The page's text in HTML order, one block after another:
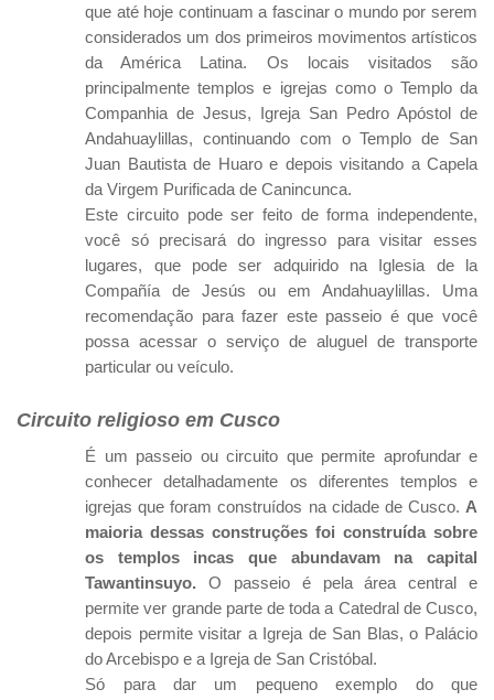
que até hoje continuam a fascinar o mundo por serem
considerados um dos primeiros movimentos artísticos
da América Latina. Os locais visitados são
principalmente templos e igrejas como o Templo da
Companhia de Jesus, Igreja San Pedro Apóstol de
Andahuaylillas, continuando com o Templo de San
Juan Bautista de Huaro e depois visitando a Capela
da Virgem Purificada de Canincunca.
Este circuito pode ser feito de forma independente,
você só precisará do ingresso para visitar esses
lugares, que pode ser adquirido na Iglesia de la
Compañía de Jesús ou em Andahuaylillas. Uma
recomendação para fazer este passeio é que você
possa acessar o serviço de aluguel de transporte
particular ou veículo.
Circuito religioso em Cusco
É um passeio ou circuito que permite aprofundar e
conhecer detalhadamente os diferentes templos e
igrejas que foram construídos na cidade de Cusco. A
maioria dessas construções foi construída sobre
os templos incas que abundavam na capital
Tawantinsuyo.O passeio é pela área central e
permite ver grande parte de toda a Catedral de Cusco,
depois permite visitar a Igreja de San Blas, o Palácio
do Arcebispo e a Igreja de San Cristóbal.
Só para dar um pequeno exemplo do que